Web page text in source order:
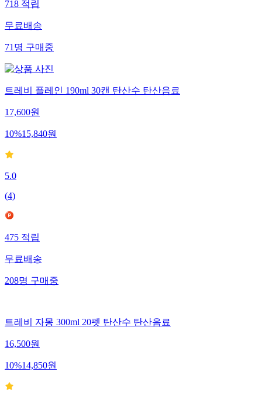
718 적립
무료배송
71 명 구매중
트레비 플레인 190ml 30캔 탄산수 탄산음료
17,600원
10%15,840원
5.0
(4)
475 적립
무료배송
208명 구매중
트레비 자몽 300ml 20펫 탄산수 탄산음료
16,500원
10%14,850원